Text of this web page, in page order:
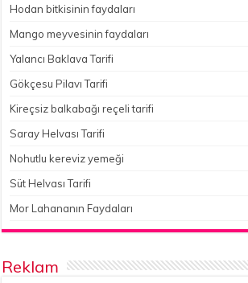
Hodan bitkisinin faydaları
Mango meyvesinin faydaları
Yalancı Baklava Tarifi
Gökçesu Pilavı Tarifi
Kireçsiz balkabağı reçeli tarifi
Saray Helvası Tarifi
Nohutlu kereviz yemeği
Süt Helvası Tarifi
Mor Lahananın Faydaları
Reklam